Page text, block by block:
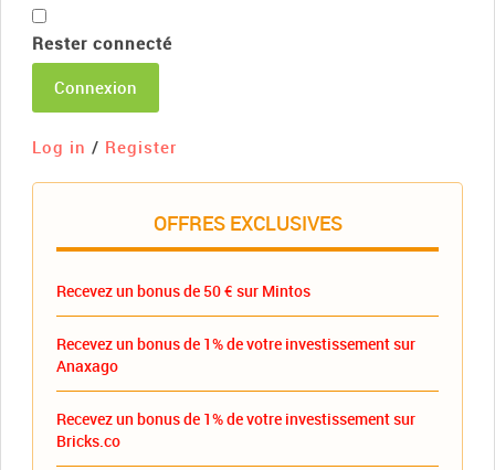
Rester connecté
Connexion
Log in / Register
OFFRES EXCLUSIVES
Recevez un bonus de 50 € sur Mintos
Recevez un bonus de 1% de votre investissement sur
Anaxago
Recevez un bonus de 1% de votre investissement sur
Bricks.co